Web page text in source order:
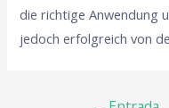
die richtige Anwendung
jedoch erfolgreich von